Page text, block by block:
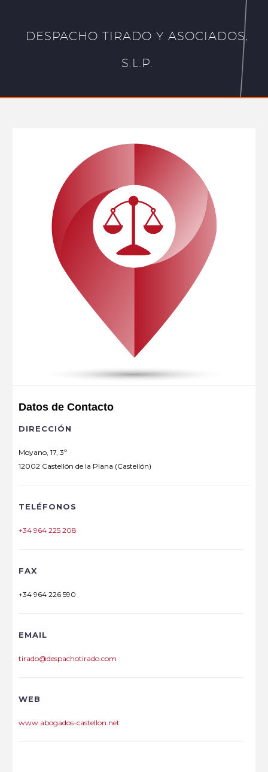
DESPACHO TIRADO Y ASOCIADOS,
S.L.P.
Datos de Contacto
DIRECCIÓN
Moyano, 17, 3º
12002 Castellón de la Plana (Castellón)
TELÉFONOS
+34 964 225 208
FAX
+34 964 226 590
EMAIL
tirado@despachotirado.com
WEB
www.abogados-castellon.net